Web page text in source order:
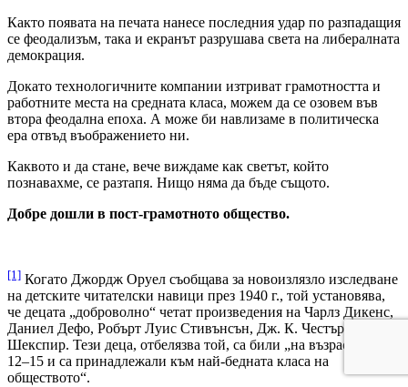
Както появата на печата нанесе последния удар по разпадащия
се феодализъм, така и екранът разрушава света на либералната
демокрация.
Докато технологичните компании изтриват грамотността и
работните места на средната класа, можем да се озовем във
втора феодална епоха. А може би навлизаме в политическа
ера отвъд въображението ни.
Каквото и да стане, вече виждаме как светът, който
познавахме, се разтапя. Нищо няма да бъде същото.
Добре дошли в пост-грамотното общество.
[1] Когато Джордж Оруел съобщава за новоизлязло изследване
на детските читателски навици през 1940 г., той установява,
че децата „доброволно“ четат произведения на Чарлз Дикенс,
Даниел Дефо, Робърт Луис Стивънсън, Дж. К. Честъртън и
Шекспир. Тези деца, отбелязва той, са били „на възраст между
12–15 и са принадлежали към най-бедната класа на
обществото“.